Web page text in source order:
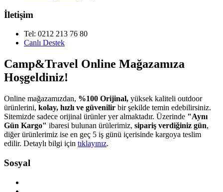
İletişim
Tel: 0212 213 76 80
Canlı Destek
Camp&Travel Online Mağazamıza
Hoşgeldiniz!
Online mağazamızdan, %100 Orijinal, yüksek kaliteli outdoor
ürünlerini, kolay, hızlı ve güvenilir bir şekilde temin edebilirsiniz.
Sitemizde sadece orijinal ürünler yer almaktadır. Üzerinde "Aynı
Gün Kargo" ibaresi bulunan ürülerimiz, sipariş verdiğiniz gün,
diğer ürünlerimiz ise en geç 5 iş günü içerisinde kargoya teslim
edilir. Detaylı bilgi için tıklayınız.
Sosyal